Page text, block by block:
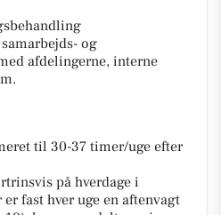
og
afdelingerne, interne
til 30-37 timer/uge efter
på hverdage i
fast hver uge en aftenvagt